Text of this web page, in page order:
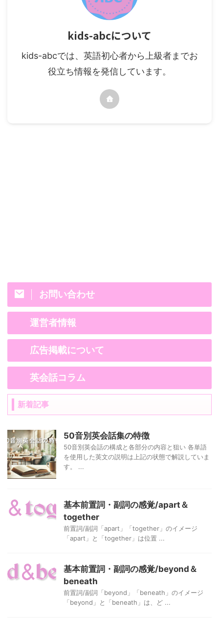
kids-abcについて
kids-abcでは、英語初心者から上級者までお
役立ち情報を発信しています。
お問い合わせ
運営者情報
広告掲載について
英会話コラム
新着記事
50音別英会話集の特徴
50音別英会話の構成と各部分の内容と狙い 各単語
を使用した英文の説明は上記の状態で解説していま
す。 ...
基本前置詞・副詞の感覚/apart＆
together
前置詞/副詞「apart」「together」のイメージ
「apart」と「together」は位置 ...
基本前置詞・副詞の感覚/beyond＆
beneath
前置詞/副詞「beyond」「beneath」のイメージ
「beyond」と「beneath」は、ど ...